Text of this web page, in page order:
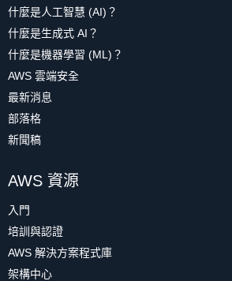
什麼是人工智慧 (AI)？
什麼是生成式 AI？
什麼是機器學習 (ML)？
AWS 雲端安全
最新消息
部落格
新聞稿
AWS 資源
入門
培訓與認證
AWS 解決方案程式庫
架構中心